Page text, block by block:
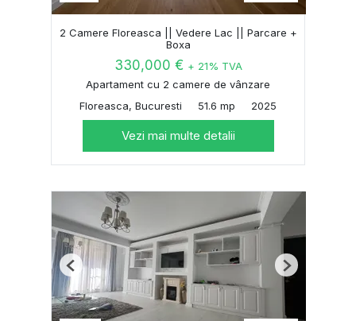
2 Camere Floreasca || Vedere Lac || Parcare +
Boxa
330,000 € + 21% TVA
Apartament cu 2 camere de vânzare
Floreasca, Bucuresti
51.6 mp 2025
Vezi mai multe detalii
Previous Next